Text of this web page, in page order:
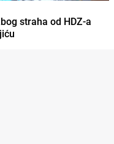
straha od HDZ-a